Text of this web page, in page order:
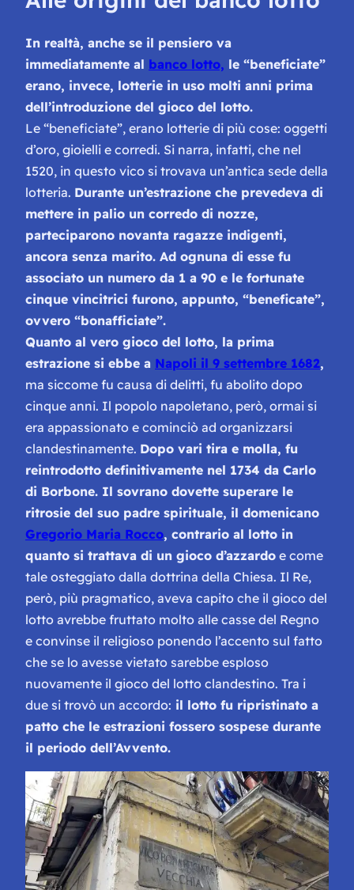
In realtà, anche se il pensiero va
immediatamente al banco lotto, le “beneficiate”
erano, invece, lotterie in uso molti anni prima
dell’introduzione del gioco del lotto.
Le “beneficiate”, erano lotterie di più cose: oggetti
d’oro, gioielli e corredi. Si narra, infatti, che nel
1520, in questo vico si trovava un’antica sede della
lotteria. Durante un’estrazione che prevedeva di
mettere in palio un corredo di nozze,
parteciparono novanta ragazze indigenti,
ancora senza marito. Ad ognuna di esse fu
associato un numero da 1 a 90 e le fortunate
cinque vincitrici furono, appunto, “beneficate”,
ovvero “bonafficiate”.
Quanto al vero gioco del lotto, la prima
estrazione si ebbe a Napoli il 9 settembre 1682,
ma siccome fu causa di delitti, fu abolito dopo
cinque anni. Il popolo napoletano, però, ormai si
era appassionato e cominciò ad organizzarsi
clandestinamente. Dopo vari tira e molla, fu
reintrodotto definitivamente nel 1734 da Carlo
di Borbone. Il sovrano dovette superare le
ritrosie del suo padre spirituale, il domenicano
Gregorio Maria Rocco, contrario al lotto in
quanto si trattava di un gioco d’azzardo e come
tale osteggiato dalla dottrina della Chiesa. Il Re,
però, più pragmatico, aveva capito che il gioco del
lotto avrebbe fruttato molto alle casse del Regno
e convinse il religioso ponendo l’accento sul fatto
che se lo avesse vietato sarebbe esploso
nuovamente il gioco del lotto clandestino. Tra i
due si trovò un accordo: il lotto fu ripristinato a
patto che le estrazioni fossero sospese durante
il periodo dell’Avvento.